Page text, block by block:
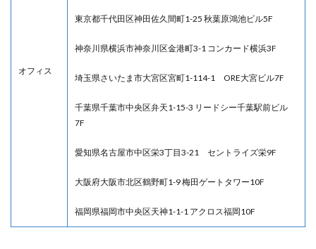
オフィス
東京都千代田区神田佐久間町1-25 秋葉原鴻池ビル5F
神奈川県横浜市神奈川区金港町3-1 コンカード横浜3F
埼玉県さいたま市大宮区宮町1-114-1 ORE大宮ビル7F
千葉県千葉市中央区弁天1-15-3 リードシー千葉駅前ビル
7F
愛知県名古屋市中区栄3丁目3-21 セントライズ栄9F
大阪府大阪市北区鶴野町1-9 梅田ゲートタワー10F
福岡県福岡市中央区天神1-1-1 アクロス福岡10F